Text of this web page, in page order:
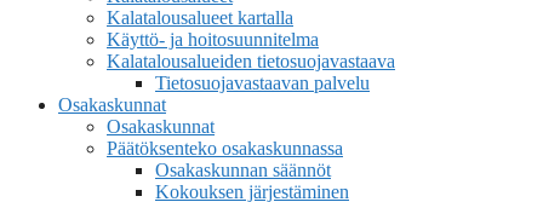
Kalatalousalueet kartalla
Käyttö- ja hoitosuunnitelma
Kalatalousalueiden tietosuojavastaava
Tietosuojavastaavan palvelu
Osakaskunnat
Osakaskunnat
Päätöksenteko osakaskunnassa
Osakaskunnan säännöt
Kokouksen järjestäminen